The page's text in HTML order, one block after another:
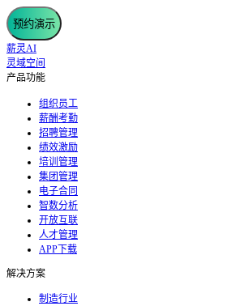
预约演示
薪灵AI
灵域空间
产品功能
组织员工
薪酬考勤
招聘管理
绩效激励
培训管理
集团管理
电子合同
智数分析
开放互联
人才管理
APP下载
解决方案
制造行业